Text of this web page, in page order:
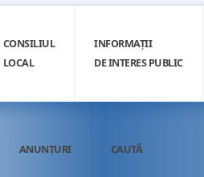
CONSILIUL
LOCAL
INFORMAȚII
DE INTERES PUBLIC
ANUNȚURI CAUTĂ